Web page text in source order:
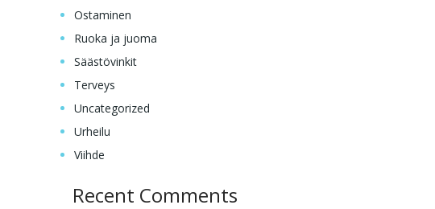
Ostaminen
Ruoka ja juoma
Säästövinkit
Terveys
Uncategorized
Urheilu
Viihde
Recent Comments